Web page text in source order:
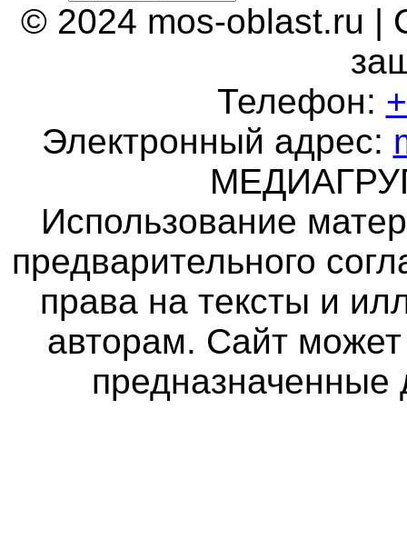
© 2024 mos-oblast.ru |
Телефон:
Электронный адрес:
Использование
предварительного
права на тексты и
авторам. Сайт